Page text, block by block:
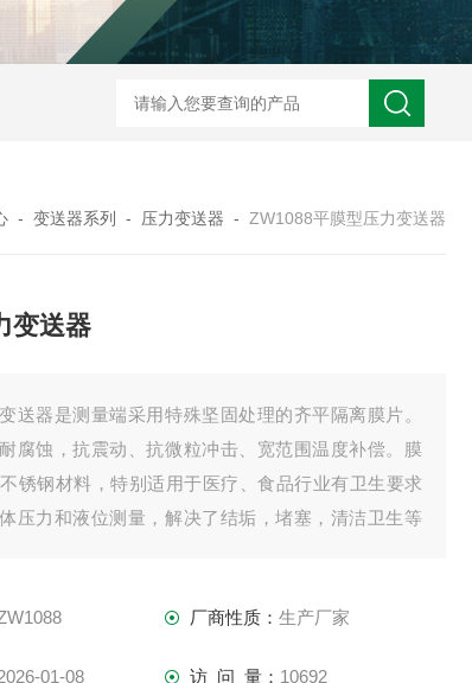
卫生型压力变送器 ZW2088通用型压力变送器 ZW2088耐高
- 变送器系列 - 压力变送器 - ZW1088平膜型压力变送器
变送器
送器是测量端采用特殊坚固处理的齐平隔离膜片。
腐蚀，抗震动、抗微粒冲击、宽范围温度补偿。膜
锈钢材料，特别适用于医疗、食品行业有卫生要求
压力和液位测量，解决了结垢，堵塞，清洁卫生等
钢结构，经过多次不锈钢焊接，实现了全固态设
厂商性质： 生产厂家
01-08 访 问 量： 10692